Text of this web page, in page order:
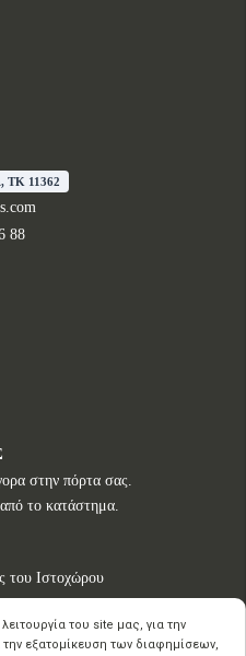
11362
88
στην πόρτα σας.
το κατάστημα.
του Ιστοχώρου
του site μας, για την
εξατομίκευση των διαφημίσεων,